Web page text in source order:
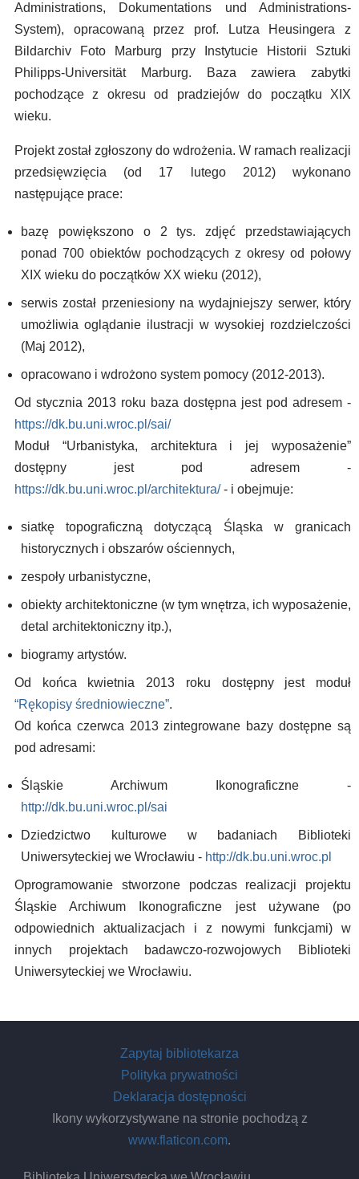
Administrations, Dokumentations und Administrations-
System), opracowaną przez prof. Lutza Heusingera z
Bildarchiv Foto Marburg przy Instytucie Historii Sztuki
Philipps-Universität Marburg. Baza zawiera zabytki
pochodzące z okresu od pradziejów do początku XIX
wieku.
Projekt został zgłoszony do wdrożenia. W ramach realizacji
przedsięwzięcia (od 17 lutego 2012) wykonano
następujące prace:
bazę powiększono o 2 tys. zdjęć przedstawiających
ponad 700 obiektów pochodzących z okresy od połowy
XIX wieku do początków XX wieku (2012),
serwis został przeniesiony na wydajniejszy serwer, który
umożliwia oglądanie ilustracji w wysokiej rozdzielczości
(Maj 2012),
opracowano i wdrożono system pomocy (2012-2013).
Od stycznia 2013 roku baza dostępna jest pod adresem -
https://dk.bu.uni.wroc.pl/sai/
Moduł “Urbanistyka, architektura i jej wyposażenie”
dostępny jest pod adresem -
https://dk.bu.uni.wroc.pl/architektura/- i obejmuje:
siatkę topograficzną dotyczącą Śląska w granicach
historycznych i obszarów ościennych,
zespoły urbanistyczne,
obiekty architektoniczne (w tym wnętrza, ich wyposażenie,
detal architektoniczny itp.),
biogramy artystów.
Od końca kwietnia 2013 roku dostępny jest moduł
“Rękopisy średniowieczne”.
Od końca czerwca 2013 zintegrowane bazy dostępne są
pod adresami:
Śląskie Archiwum Ikonograficzne -
http://dk.bu.uni.wroc.pl/sai
Dziedzictwo kulturowe w badaniach Biblioteki
Uniwersyteckiej we Wrocławiu - http://dk.bu.uni.wroc.pl
Oprogramowanie stworzone podczas realizacji projektu
Śląskie Archiwum Ikonograficzne jest używane (po
odpowiednich aktualizacjach i z nowymi funkcjami) w
innych projektach badawczo-rozwojowych Biblioteki
Uniwersyteckiej we Wrocławiu.
Zapytaj bibliotekarza
Polityka prywatności
Deklaracja dostępności
Ikony wykorzystywane na stronie pochodzą z
www.flaticon.com.